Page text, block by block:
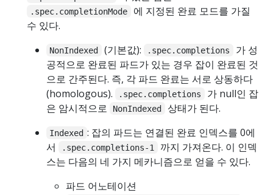
.spec.completionMode
에 지정된 완료 모드를 가질
수 있다.
NonIndexed (기본값): .spec.completions
가 성
공적으로 완료된 파드가 있는 경우 잡이 완료된 것
으로 간주된다. 즉, 각 파드 완료는 서로 상동하다
(homologous).
.spec.completions
가 null인 잡
은 암시적으로
NonIndexed 상태가 된다.
Indexed : 잡의 파드는 연결된 완료 인덱스를 0에
서
.spec.completions-1
까지 가져온다. 이 인덱
스는 다음의 네 가지 메카니즘으로 얻을 수 있다.
파드 어노테이션